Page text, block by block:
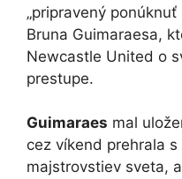
„pripravený
Bruna Guimaraesa,
Newcastle United o
prestupe.
Guimaraes mal
cez víkend prehrala
majstrovstiev sveta,